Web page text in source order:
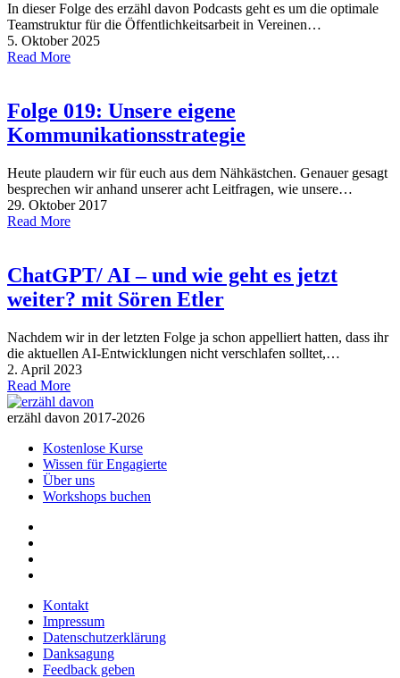
In dieser Folge des erzähl davon Podcasts geht es um die optimale
Teamstruktur für die Öffentlichkeitsarbeit in Vereinen…
5. Oktober 2025
Read More
Folge 019: Unsere eigene
Kommunikationsstrategie
Heute plaudern wir für euch aus dem Nähkästchen. Genauer gesagt
besprechen wir anhand unserer acht Leitfragen, wie unsere…
29. Oktober 2017
Read More
ChatGPT/ AI – und wie geht es jetzt
weiter? mit Sören Etler
Nachdem wir in der letzten Folge ja schon appelliert hatten, dass ihr
die aktuellen AI-Entwicklungen nicht verschlafen solltet,…
2. April 2023
Read More
erzähl davon 2017-2026
Kostenlose Kurse
Wissen für Engagierte
Über uns
Workshops buchen
Kontakt
Impressum
Datenschutzerklärung
Danksagung
Feedback geben